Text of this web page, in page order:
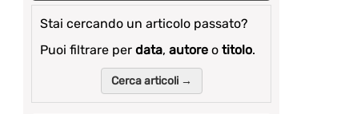
Stai cercando un articolo passato?
Puoi filtrare per data, autore o titolo.
Cerca articoli →